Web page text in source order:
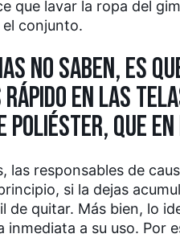
que lavar la ropa del
conjunto.
NO SABEN, ES
EN LAS
POLIÉSTER, QUE
las responsables de
si la dejas
de quitar. Más bien, lo
a su uso. Por